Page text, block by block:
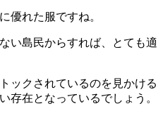
優れた服ですね。
い島民からすれば、とても適
ックされているのを見かける
存在となっているでしょう。